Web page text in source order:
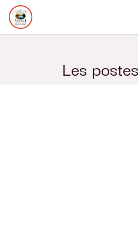
Se rendre au contenu
Les